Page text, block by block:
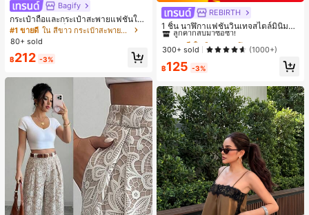
Bagify
กระเป๋าถือและกระเป๋าสะพายแฟชั่นให
ม่ ตกแต่งด้วยเข็มขัด เหมาะสำหรับงาน
ปาร์ตี้ การรวมตัว การออกไปข้างนอก ก
ประจำวัน สามารถเก็บเหรียญ โทรศัพท์
านออฟฟิศ นักศึกษามหาวิทยาลัย และ
พนักงานออฟฟิศ กระเป๋าผู้หญิงที่หรูหรา
#1 ขายดี
ใน สีขาว กระเป๋าสะพายผู้หญิง
80+ sold
฿212 -3%
REBIRTH
1 ชิ้น นาฬิกาแฟชั่นวินเทจสไตล์มินิมอล
เลขโรมันสำหรับผู้หญิง เหมาะสำหรับก
ารตกแต่งประจำวัน
#1 ขายดี
ลูกค้ากลับมาซื้อซ้ำ!
#1 ขายดี
ลูกค้ากลับมาซื้อซ้ำ!
#1 ขายดี
ลูกค้ากลับมาซื้อซ้ำ!
#1 ขายดี
ลูกค้ากลับมาซื้อซ้ำ!
300+ sold (1000+)
฿125 -3%